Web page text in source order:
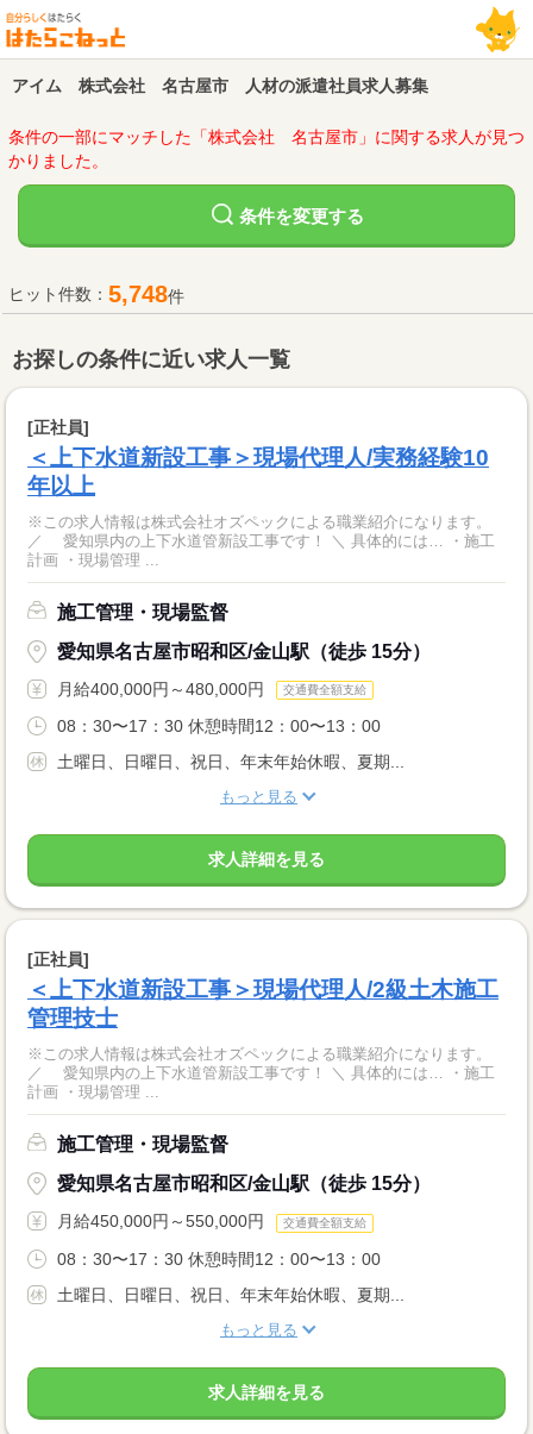
アイム 株式会社 名古屋市 人材の派遣社員求人募集
条件の一部にマッチした「株式会社 名古屋市」に関する求人が見つ
かりました。
条件を変更する
ヒット件数： 5,748件
お探しの条件に近い求人一覧
[正社員]
＜上下水道新設工事＞現場代理人/実務経験10
年以上
※この求人情報は株式会社オズペックによる職業紹介になります。
／ 愛知県内の上下水道管新設工事です！ ＼ 具体的には… ・施工
計画 ・現場管理 ...
施工管理・現場監督
愛知県名古屋市昭和区/金山駅（徒歩 15分）
月給400,000円～480,000円 交通費全額支給
08：30〜17：30 休憩時間12：00〜13：00
土曜日、日曜日、祝日、年末年始休暇、夏期...
もっと見る
求人詳細を見る
[正社員]
＜上下水道新設工事＞現場代理人/2級土木施工
管理技士
※この求人情報は株式会社オズペックによる職業紹介になります。
／ 愛知県内の上下水道管新設工事です！ ＼ 具体的には… ・施工
計画 ・現場管理 ...
施工管理・現場監督
愛知県名古屋市昭和区/金山駅（徒歩 15分）
月給450,000円～550,000円 交通費全額支給
08：30〜17：30 休憩時間12：00〜13：00
土曜日、日曜日、祝日、年末年始休暇、夏期...
もっと見る
求人詳細を見る